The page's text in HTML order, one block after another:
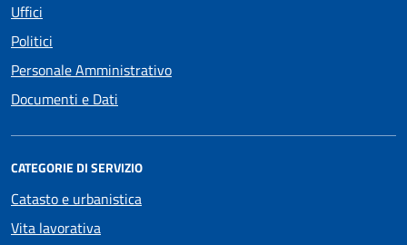
Uffici
Politici
Personale Amministrativo
Documenti e Dati
CATEGORIE DI SERVIZIO
Catasto e urbanistica
Vita lavorativa